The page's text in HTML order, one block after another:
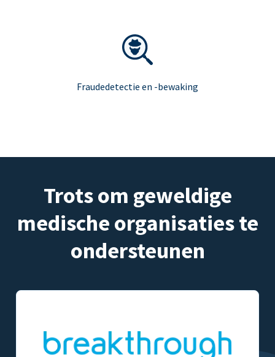
Fraudedetectie en -bewaking
Trots om geweldige
medische organisaties te
ondersteunen